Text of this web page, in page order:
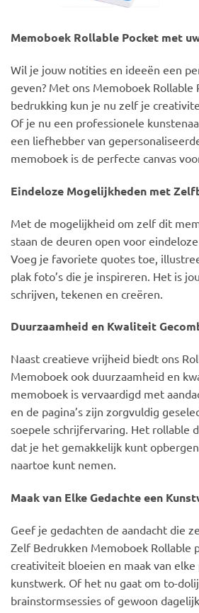
Memoboek Rollable Pocket met
Wil je jouw notities en ideeën een
geven? Met ons Memoboek
bedrukking kun je nu zelf je
Of je nu een professionele
een liefhebber van
memoboek is de perfecte canvas
Eindeloze Mogelijkheden met
Met de mogelijkheid om zelf dit
staan de deuren open voor
Voeg je favoriete quotes toe,
plak foto’s die je inspireren. Het is
schrijven, tekenen en creëren.
Duurzaamheid en Kwaliteit
Naast creatieve vrijheid biedt ons
Memoboek ook duurzaamheid en
memoboek is vervaardigd met
en de pagina’s zijn zorgvuldig
soepele schrijfervaring. Het rollable
dat je het gemakkelijk kunt
naartoe kunt nemen.
Maak van Elke Gedachte een
Geef je gedachten de aandacht die
Zelf Bedrukken Memoboek Rollable
creativiteit bloeien en maak van elke
kunstwerk. Of het nu gaat om to-
brainstormsessies of gewoon